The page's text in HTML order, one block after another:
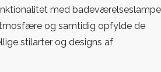
med
og samtidig opfylde de
stilarter og designs af